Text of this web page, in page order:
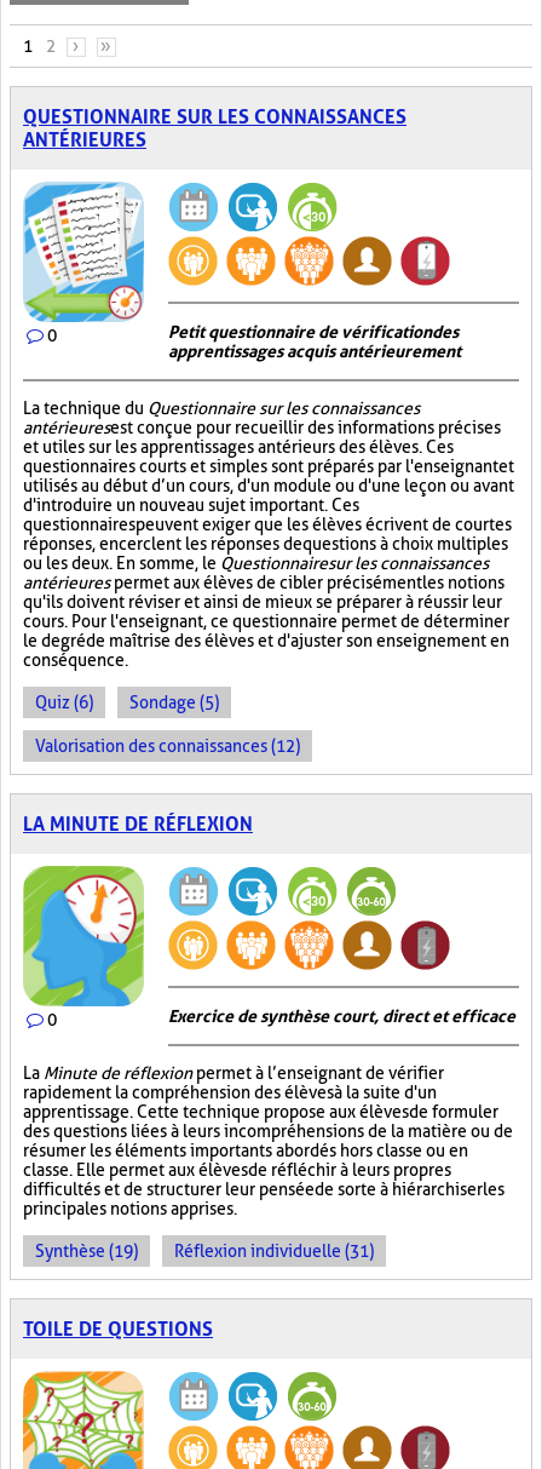
PAGES
1 2 › »
QUESTIONNAIRE SUR LES CONNAISSANCES
ANTÉRIEURES
0
Petit questionnaire de vérification des
apprentissages acquis antérieurement
La technique du Questionnaire sur les connaissances
antérieuresest conçue pour recueillir des informations précises
et utiles sur les apprentissages antérieurs des élèves. Ces
questionnaires courts et simples sont préparés par l'enseignant et
utilisés au début d’un cours, d'un module ou d'une leçon ou avant
d'introduire un nouveau sujet important. Ces
questionnaires peuvent exiger que les élèves écrivent de courtes
réponses, encerclent les réponses de questions à choix multiples
ou les deux. En somme, le Questionnaire sur les connaissances
antérieurespermet aux élèves de cibler précisément les notions
qu'ils doivent réviser et ainsi de mieux se préparer à réussir leur
cours. Pour l'enseignant, ce questionnaire permet de déterminer
le degré de maîtrise des élèves et d'ajuster son enseignement en
conséquence.
Quiz (6) Sondage (5)
Valorisation des connaissances (12)
LA MINUTE DE RÉFLEXION
0 Exercice de synthèse court, direct et efficace
La Minute de réflexionpermet à l’enseignant de vérifier
rapidement la compréhension des élèves à la suite d'un
apprentissage. Cette technique propose aux élèves de formuler
des questions liées à leurs incompréhensions de la matière ou de
résumer les éléments importants abordés hors classe ou en
classe. Elle permet aux élèves de réfléchir à leurs propres
difficultés et de structurer leur pensée de sorte à hiérarchiser les
principales notions apprises.
Synthèse (19) Réflexion individuelle (31)
TOILE DE QUESTIONS